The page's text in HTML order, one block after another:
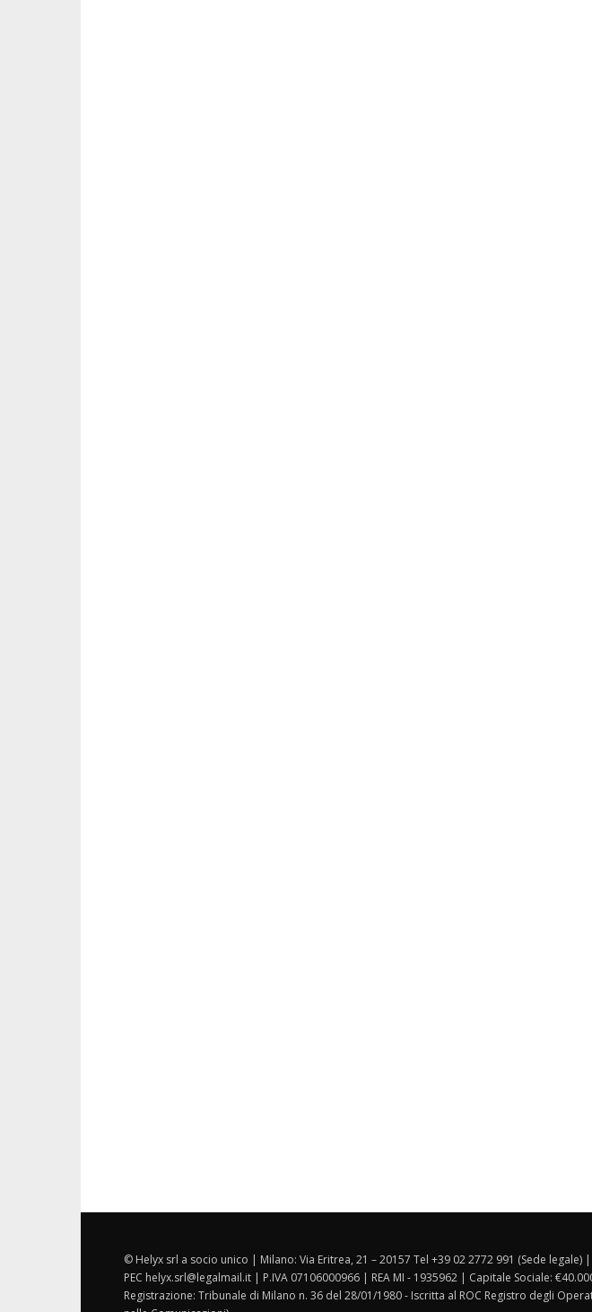
© Helyx srl a socio unico | Milano: Via Eritrea, 21 – 20157 Tel +39 02 2772 991 (Sede legale)
PEC helyx.srl@legalmail.it | P.IVA 07106000966 | REA MI - 1935962 | Capitale Sociale:
Registrazione: Tribunale di Milano n. 36 del 28/01/1980 - Iscritta al ROC Registro degli